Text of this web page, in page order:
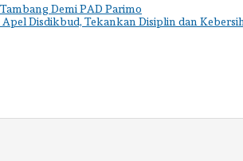
Demi PAD Parimo
Disdikbud, Tekankan Disiplin dan